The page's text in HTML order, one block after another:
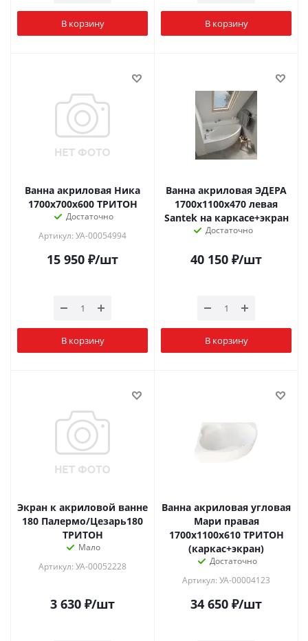
В корзину В корзину
Ванна акриловая Ника
1700х700х600 ТРИТОН
Достаточно
Артикул: УА-00054994
15 950 ₽/шт
В корзину
Ванна акриловая ЭДЕРА
1700х1100х470 левая
Santek на каркасе+экран
Достаточно
40 150 ₽/шт
В корзину
Экран к акриловой ванне
180 Палермо/Цезарь180
ТРИТОН
Мало
Артикул: УА-00052228
3 630 ₽/шт
Ванна акриловая угловая
Мари правая
1700х1100х610 ТРИТОН
(каркас+экран)
Достаточно
Артикул: УА-00004123
34 650 ₽/шт